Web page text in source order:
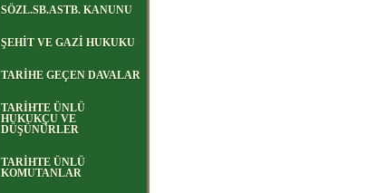
SÖZL.SB.ASTB. KANUNU
ŞEHİT VE GAZİ HUKUKU
TARİHE GEÇEN DAVALAR
TARİHTE ÜNLÜ
HUKUKÇU VE
DÜŞÜNÜRLER
TARİHTE ÜNLÜ
KOMUTANLAR